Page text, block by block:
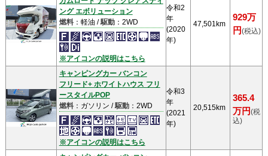
ング エボリューション
燃料：軽油 /駆動：2WD
※アイコンの説明はこちら
令和2
年
(2020
年)
47,501km
929万
円(税込)
キャンピングカー バンコン
フリード+ ホワイトハウス フリ
ースタイルPOP
燃料：ガソリン /駆動：2WD
※アイコンの説明はこちら
令和3
年
(2021
年)
20,515km
365.4
万円(税
込)